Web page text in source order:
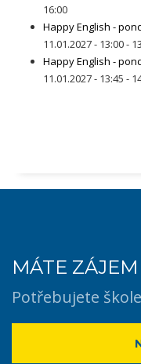
16:00
Happy English -
11.01.2027 - 13:00 -
Happy English -
11.01.2027 - 13:45 -
MÁTE
Potřebujete